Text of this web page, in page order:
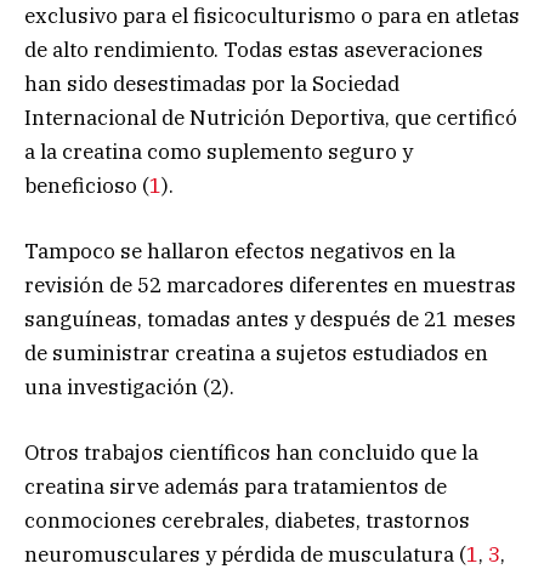
exclusivo para el fisicoculturismo o para en atletas
de alto rendimiento. Todas estas aseveraciones
han sido desestimadas por la Sociedad
Internacional de Nutrición Deportiva, que certificó
a la creatina como suplemento seguro y
beneficioso (1).
Tampoco se hallaron efectos negativos en la
revisión de 52 marcadores diferentes en muestras
sanguíneas, tomadas antes y después de 21 meses
de suministrar creatina a sujetos estudiados en
una investigación (2).
Otros trabajos científicos han concluido que la
creatina sirve además para tratamientos de
conmociones cerebrales, diabetes, trastornos
neuromusculares y pérdida de musculatura (1, 3,